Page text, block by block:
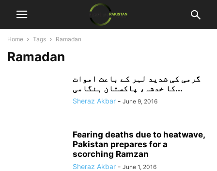
Home Tags Ramadan
Ramadan
گرمی کی شدید لہر کے باعث اموات
کا خدشہ، پاکستان ہنگامی...
Sheraz Akbar - June 9, 2016
Fearing deaths due to heatwave,
Pakistan prepares for a
scorching Ramzan
Sheraz Akbar - June 1, 2016